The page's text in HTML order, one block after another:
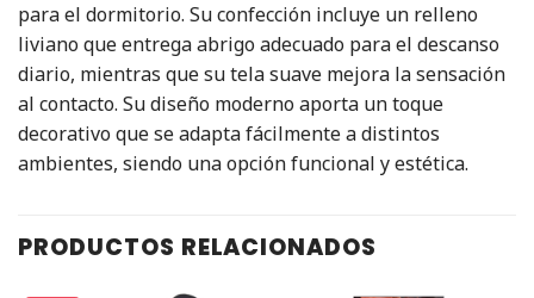
para el dormitorio. Su confección incluye un relleno
liviano que entrega abrigo adecuado para el descanso
diario, mientras que su tela suave mejora la sensación
al contacto. Su diseño moderno aporta un toque
decorativo que se adapta fácilmente a distintos
ambientes, siendo una opción funcional y estética.
PRODUCTOS RELACIONADOS